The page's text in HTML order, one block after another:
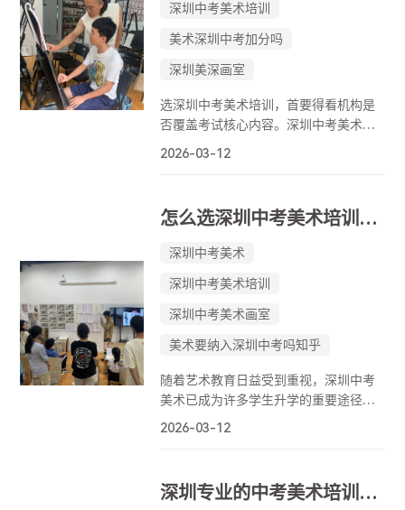
深圳中考美术培训
美术深圳中考加分吗
深圳美深画室
选深圳中考美术培训，首要得看机构是
否覆盖考试核心内容。深圳中考美术考
2026-03-12
怎么选深圳中考美术培训呢？口碑好的更放心
深圳中考美术
深圳中考美术培训
深圳中考美术画室
美术要纳入深圳中考吗知乎
随着艺术教育日益受到重视，深圳中考
美术已成为许多学生升学的重要途径。
美术类考试不仅考查学生的绘画基本
众多的画室，许多家长和学生感到迷
2026-03-12
深圳专业的中考美术培训：针对性教学，助力升学